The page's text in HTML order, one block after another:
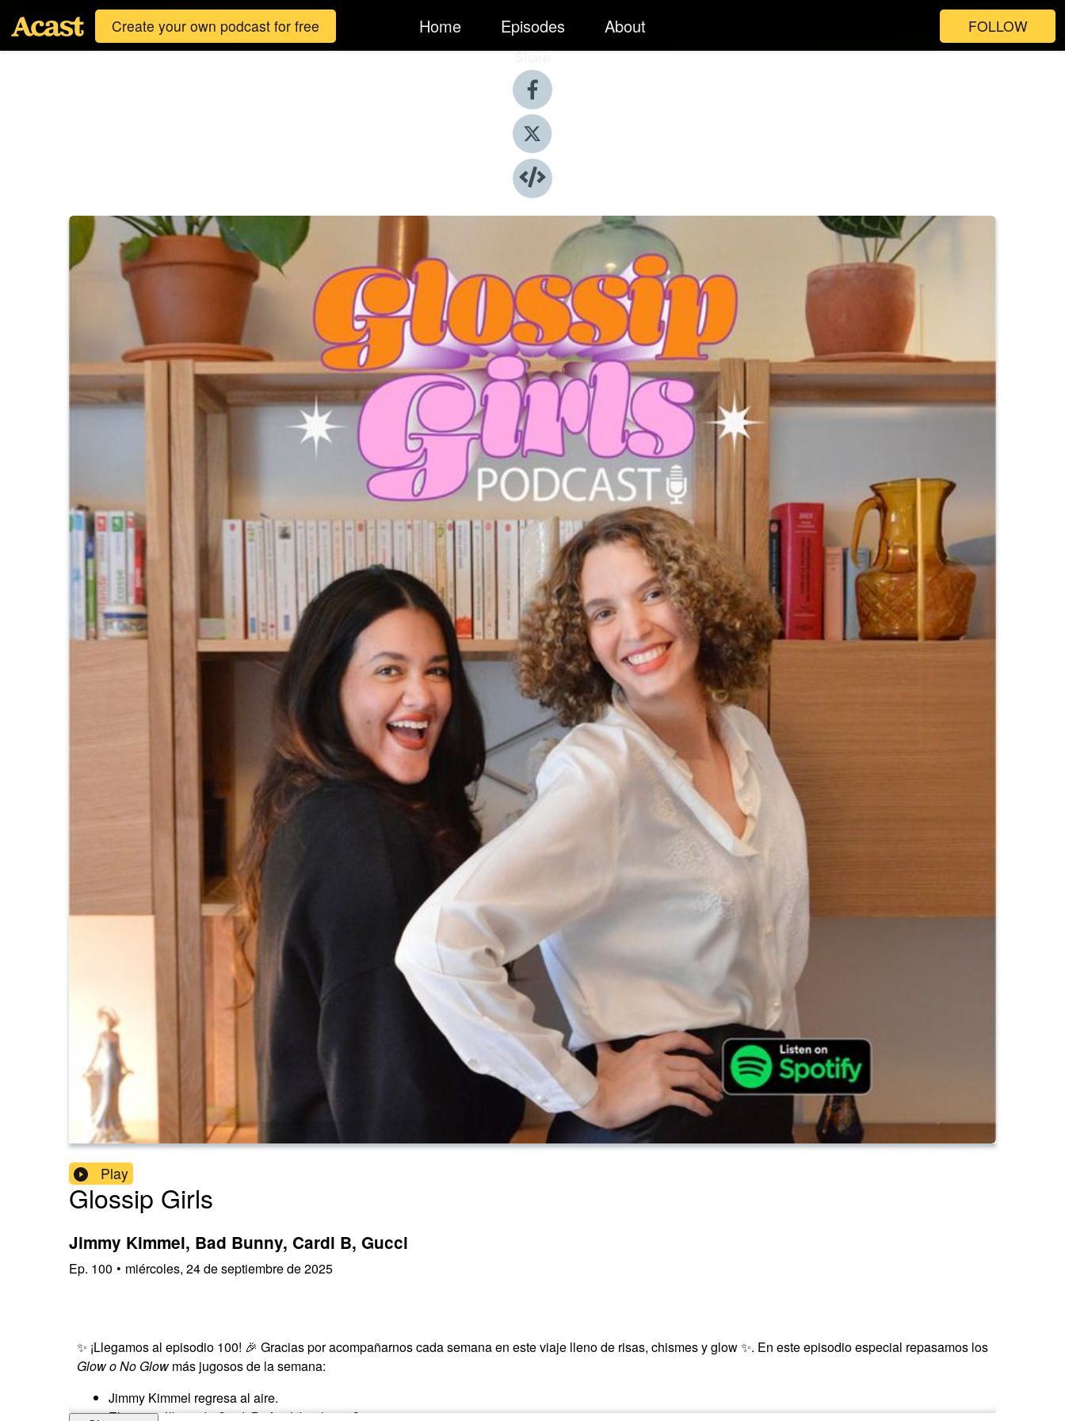
Create your own podcast for free Home Episodes About FOLLOW
Share
Play
Glossip Girls
Jimmy Kimmel, Bad Bunny, Cardi B, Gucci
Ep. 100 • miércoles, 24 de septiembre de 2025
✨ ¡Llegamos al episodio 100! 🎉 Gracias por acompañarnos cada semana en este viaje lleno de risas, chismes y glow ✨. En este episodio especial repasamos los
Glow o No Glowmás jugosos de la semana:
Jimmy Kimmel regresa al aire.
El nuevo álbum de Cardi B:Am I the drama?